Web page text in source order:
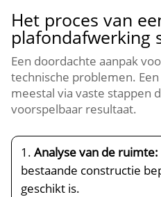
Het proces van
plafondafwerking
Een doordachte aanpak
technische problemen.​
meestal via vaste stappen
voorspelbaar resultaat.​
Analyse van de ruimte:
bestaande constructie
geschikt is.​